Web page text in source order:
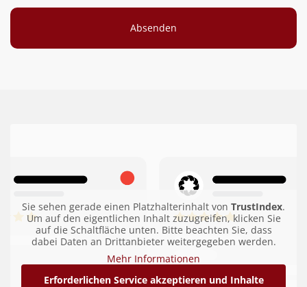
Sie sehen gerade einen Platzhalterinhalt von TrustIndex.
Um auf den eigentlichen Inhalt zuzugreifen, klicken Sie
auf die Schaltfläche unten. Bitte beachten Sie, dass
dabei Daten an Drittanbieter weitergegeben werden.
Mehr Informationen
Erforderlichen Service akzeptieren und Inhalte